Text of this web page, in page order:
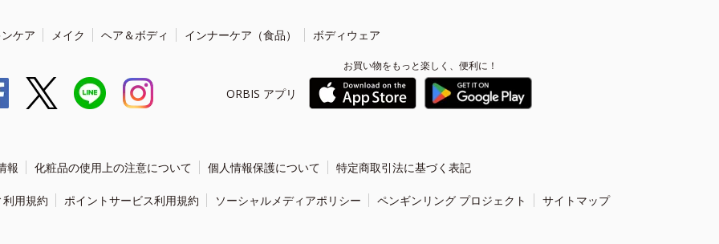
ケア メイク ヘア＆ボディ インナーケア（食品） ボディウェア
ORBIS アプリ
お買い物をもっと楽しく、便利に！
報 化粧品の使用上の注意について 個人情報保護について 特定商取引法に基づく表記
用規約 ポイントサービス利用規約 ソーシャルメディアポリシー ペンギンリング プロジェクト サイトマップ